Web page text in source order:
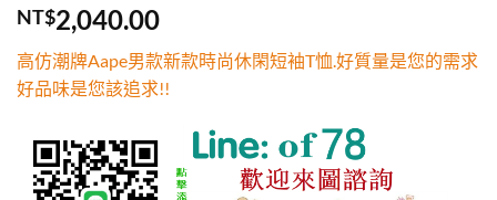
評分5.00 /
5，已有
1
位
分
NT$2,040.00
高仿潮牌Aape男款新款時尚休閑短袖T恤.好質量是您的需求
好品味是您該追求!!